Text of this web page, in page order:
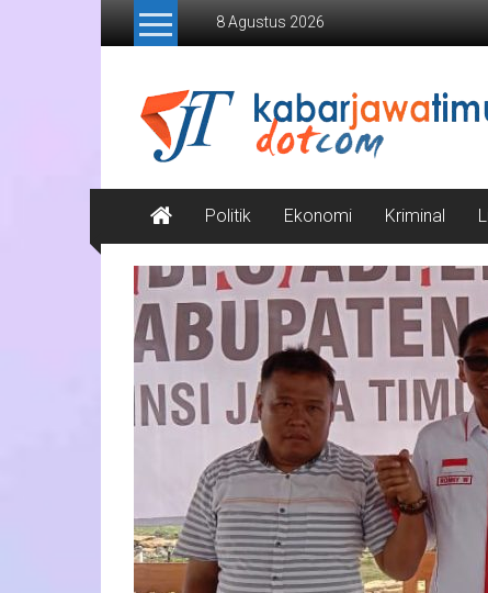
Lompat
8 Agustus 2026
Kabar
Jawa
Timur
Media
Online
Jawa
Timur
Politik Ekonomi Kriminal